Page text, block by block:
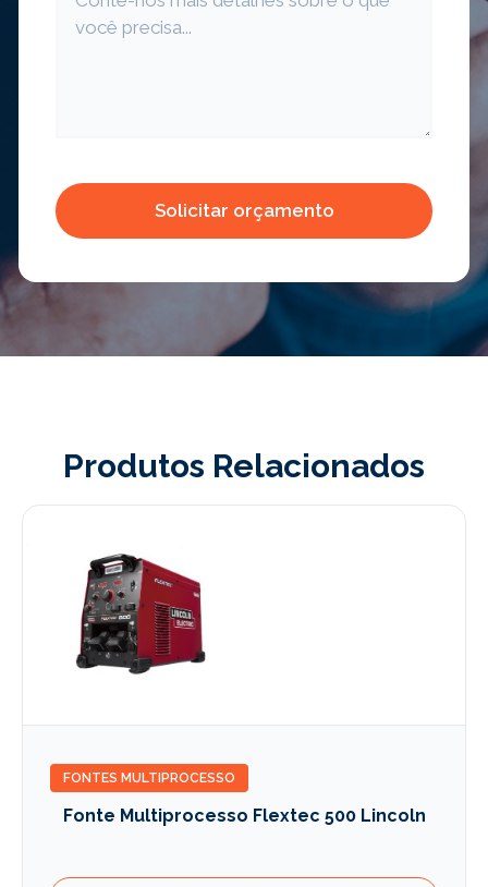
Produtos Relacionados
FONTES MULTIPROCESSO
Fonte Multiprocesso Flextec 500 Lincoln